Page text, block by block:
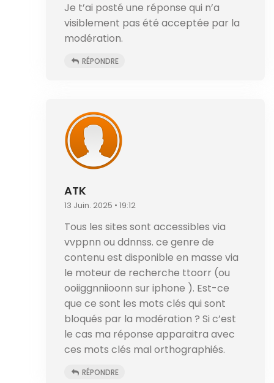
Je t’ai posté une réponse qui n’a
visiblement pas été acceptée par la
modération.
RÉPONDRE
ATK
13 Juin. 2025 • 19:12
Tous les sites sont accessibles via
vvppnn ou ddnnss. ce genre de
contenu est disponible en masse via
le moteur de recherche ttoorr (ou
ooiiggnniioonn sur iphone ). Est-ce
que ce sont les mots clés qui sont
bloqués par la modération ? Si c’est
le cas ma réponse apparaitra avec
ces mots clés mal orthographiés.
RÉPONDRE